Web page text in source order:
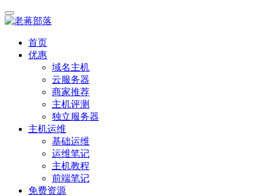
首页
优惠
域名主机
云服务器
商家推荐
主机评测
独立服务器
主机运维
基础运维
运维笔记
主机教程
前端笔记
免费资源